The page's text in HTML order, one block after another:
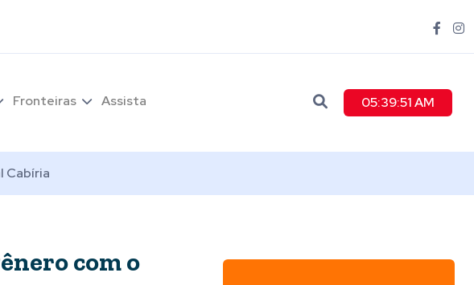
Fronteiras Assista 05:39:53 AM
Cabíria
com o